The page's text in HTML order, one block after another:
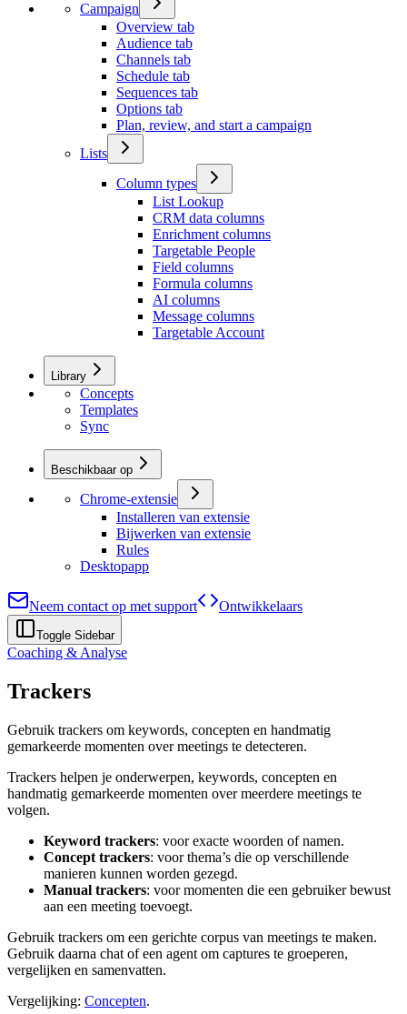
Campaign
Overview tab
Audience tab
Channels tab
Schedule tab
Sequences tab
Options tab
Plan, review, and start a campaign
Lists
Column types
List Lookup
CRM data columns
Enrichment columns
Targetable People
Field columns
Formula columns
AI columns
Message columns
Targetable Account
Library
Concepts
Templates
Sync
Beschikbaar op
Chrome-extensie
Installeren van extensie
Bijwerken van extensie
Rules
Desktopapp
Neem contact op met support Ontwikkelaars
Toggle Sidebar
Coaching & Analyse
Trackers
Gebruik trackers om keywords, concepten en handmatig
gemarkeerde momenten over meetings te detecteren.
Trackers helpen je onderwerpen, keywords, concepten en
handmatig gemarkeerde momenten over meerdere meetings te
volgen.
Keyword trackers: voor exacte woorden of namen.
Concept trackers: voor thema’s die op verschillende
manieren kunnen worden gezegd.
Manual trackers: voor momenten die een gebruiker bewust
aan een meeting toevoegt.
Gebruik trackers om een gerichte corpus van meetings te maken.
Gebruik daarna chat of een agent om captures te groeperen,
vergelijken en samenvatten.
Vergelijking: Concepten.